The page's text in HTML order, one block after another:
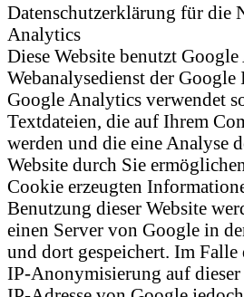
Datenschutzerklärung für die
Analytics
Diese Website benutzt
Webanalysedienst der
Google Analytics verwendet
Textdateien, die auf Ihrem
werden und die eine Analyse
Website durch Sie
Cookie erzeugten
Benutzung dieser Website
einen Server von Google in
und dort gespeichert. Im
IP-Anonymisierung auf